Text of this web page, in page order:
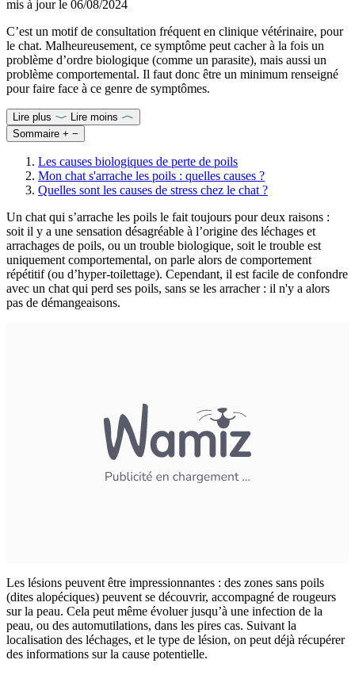
mis à jour le 06/08/2024
C’est un motif de consultation fréquent en clinique vétérinaire, pour
le chat. Malheureusement, ce symptôme peut cacher à la fois un
problème d’ordre biologique (comme un parasite), mais aussi un
problème comportemental. Il faut donc être un minimum renseigné
pour faire face à ce genre de symptômes.
Lire plus
Lire moins
Sommaire + −
Les causes biologiques de perte de poils
Mon chat s'arrache les poils : quelles causes ?
Quelles sont les causes de stress chez le chat ?
Un chat qui s’arrache les poils le fait toujours pour deux raisons :
soit il y a une sensation désagréable à l’origine des léchages et
arrachages de poils, ou un trouble biologique, soit le trouble est
uniquement comportemental, on parle alors de comportement
répétitif (ou d’hyper-toilettage). Cependant, il est facile de confondre
avec un chat qui perd ses poils, sans se les arracher : il n'y a alors
pas de démangeaisons.
Les lésions peuvent être impressionnantes : des zones sans poils
(dites alopéciques) peuvent se découvrir, accompagné de rougeurs
sur la peau. Cela peut même évoluer jusqu’à une infection de la
peau, ou des automutilations, dans les pires cas. Suivant la
localisation des léchages, et le type de lésion, on peut déjà récupérer
des informations sur la cause potentielle.